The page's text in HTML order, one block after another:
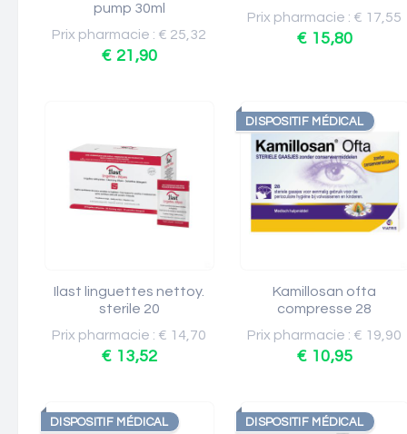
pump 30ml
Prix pharmacie : € 25,32
€ 21,90
Prix pharmacie : € 17,55
€ 15,80
Ilast linguettes nettoy.
sterile 20
Prix pharmacie : € 14,70
€ 13,52
DISPOSITIF MÉDICAL
Kamillosan ofta
compresse 28
Prix pharmacie : € 19,90
€ 10,95
DISPOSITIF MÉDICAL DISPOSITIF MÉDICAL